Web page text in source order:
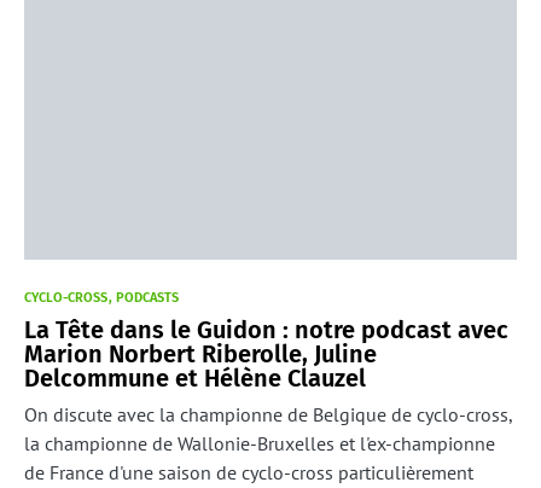
CYCLO-CROSS PODCASTS
La Tête dans le Guidon : notre podcast avec
Marion Norbert Riberolle, Juline
Delcommune et Hélène Clauzel
On discute avec la championne de Belgique de cyclo-cross,
la championne de Wallonie-Bruxelles et l'ex-championne
de France d'une saison de cyclo-cross particulièrement